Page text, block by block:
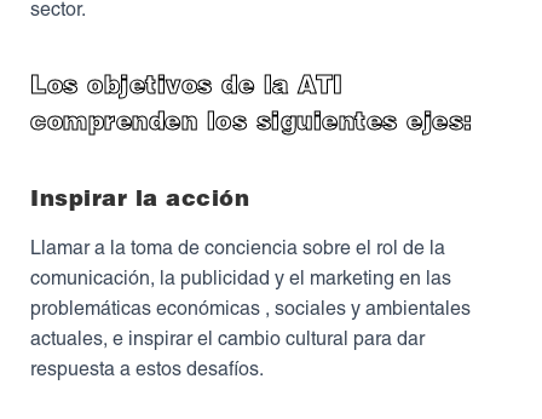
sector.
Los objetivos de la ATI
comprenden los siguientes ejes:
Inspirar la acción
Llamar a la toma de conciencia sobre el rol de la
comunicación, la publicidad y el marketing en las
problemáticas económicas , sociales y ambientales
actuales, e inspirar el cambio cultural para dar
respuesta a estos desafíos.